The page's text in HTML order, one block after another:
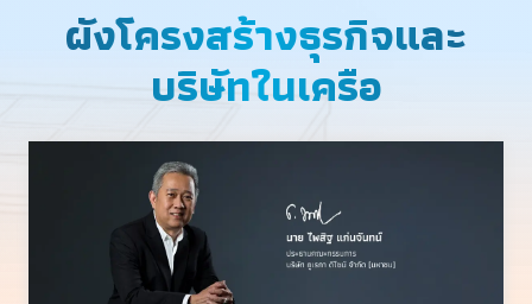
ผังโครงสร้างธุรกิจและ
บริษัทในเครือ